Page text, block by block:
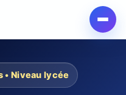
Menu
• Niveau lycée